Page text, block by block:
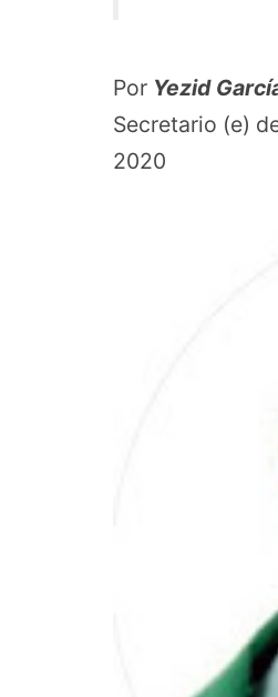
Por Yezid
Secretario (e)
2020